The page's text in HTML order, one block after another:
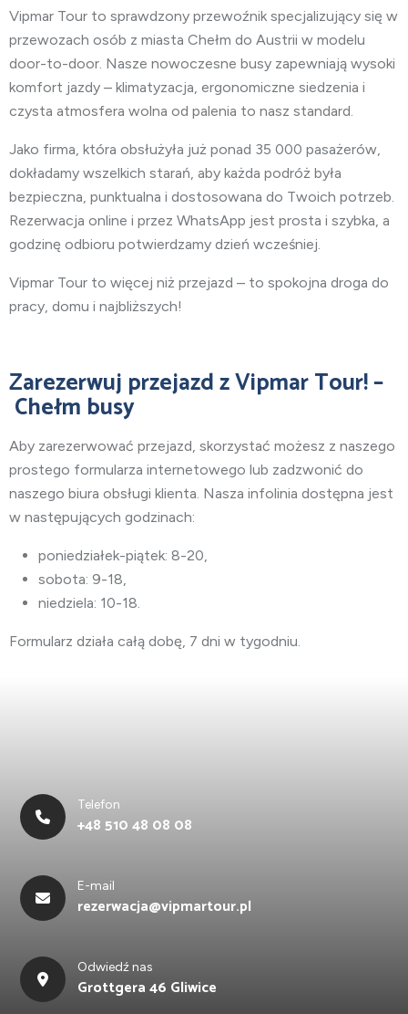
Vipmar Tour to sprawdzony przewoźnik specjalizujący się w
przewozach osób z miasta Chełm do Austrii w modelu
door-to-door. Nasze nowoczesne busy zapewniają wysoki
komfort jazdy – klimatyzacja, ergonomiczne siedzenia i
czysta atmosfera wolna od palenia to nasz standard.
Jako firma, która obsłużyła już ponad 35 000 pasażerów,
dokładamy wszelkich starań, aby każda podróż była
bezpieczna, punktualna i dostosowana do Twoich potrzeb.
Rezerwacja online i przez WhatsApp jest prosta i szybka, a
godzinę odbioru potwierdzamy dzień wcześniej.
Vipmar Tour to więcej niż przejazd – to spokojna droga do
pracy, domu i najbliższych!
Zarezerwuj przejazd z Vipmar Tour! –
Chełm busy
Aby zarezerwować przejazd, skorzystać możesz z naszego
prostego formularza internetowego lub zadzwonić do
naszego biura obsługi klienta. Nasza infolinia dostępna jest
w następujących godzinach:
poniedziałek-piątek: 8-20,
sobota: 9-18,
niedziela: 10-18.
Formularz działa całą dobę, 7 dni w tygodniu.
Telefon
+48 510 48 08 08
E-mail
rezerwacja@vipmartour.pl
Odwiedź nas
Grottgera 46 Gliwice